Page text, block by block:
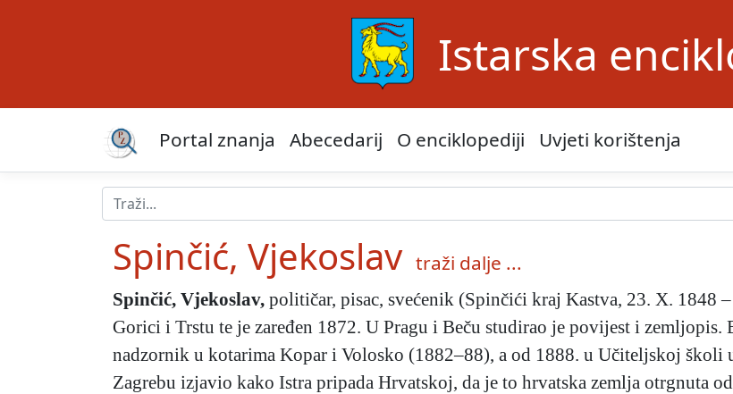
Istarska
Portal znanja Abecedarij O enciklopediji Uvjeti korištenja
Spinčić, Vjekoslav traži dalje ...
Spinčić, Vjekoslav, političar, pisac, svećenik (Spinčići kraj Kastva, 23. X. 1848
Gorici i Trstu te je zaređen 1872. U Pragu i Beču studirao je povijest i
nadzornik u kotarima Kopar i Volosko (1882–88), a od 1888. u Učiteljskoj školi
Zagrebu izjavio kako Istra pripada Hrvatskoj, da je to hrvatska zemlja otrgnuta